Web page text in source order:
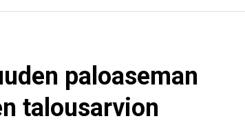
paloaseman
talousarvion